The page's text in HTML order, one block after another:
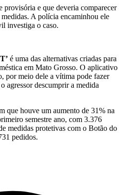
provisória e que deveria comparecer
A polícia encaminhou ele
investiga o caso.
é uma das alternativas criadas para
em Mato Grosso. O aplicativo
por meio dele a vítima pode fazer
agressor descumprir a medida
que houve um aumento de 31% na
semestre ano, com 3.376
medidas protetivas com o Botão do
pedidos.